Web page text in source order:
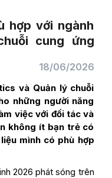
hợp với ngành
cung ứng
18/06/2026
và Quản lý chuỗi
những người năng
việc với đối tác và
không ít bạn trẻ có
mình có phù hợp
2026 phát sóng trên